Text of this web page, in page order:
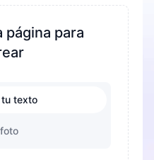
página para
texto